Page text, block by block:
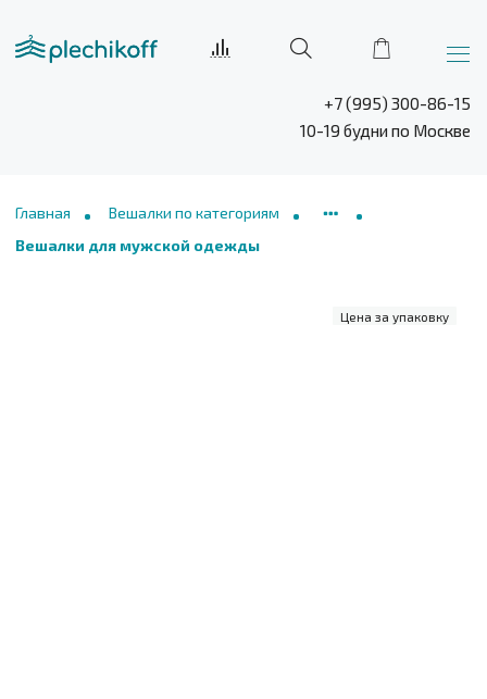
+7 (995) 300-86-15
10-19 будни по Москве
Главная
Вешалки по категориям
Вешалки для мужской одежды
Цена за упаковку